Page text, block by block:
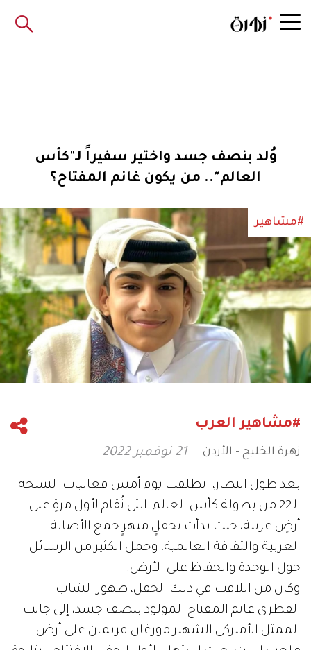
وُلد بنصف جسد واختير سفيراً لـ"كأس
العالم".. من يكون غانم المفتاح؟
#مشاهير
#مشاهير العرب
زهرة الخليج - الأردن 21 نوفمبر 2022
بعد طول انتظار، انطلقت يوم أمس فعاليات النسخة
الـ22 من بطولة كأس العالم، التي تُقام لأول مرةٍ على
أرضٍ عربية، حيث بدأت بحفلٍ مبهرٍ جمع الأصالة
العربية والثقافة العالمية، وحمل الكثير من الرسائل
حول الوحدة والحفاظ على الأرض.
وكان من اللافت في ذلك الحفل، ظهور الشاب
القطري غانم المفتاح المولود بنصف جسد، إلى جانب
الممثل الأميركي الشهير مورغان فريمان على أرض